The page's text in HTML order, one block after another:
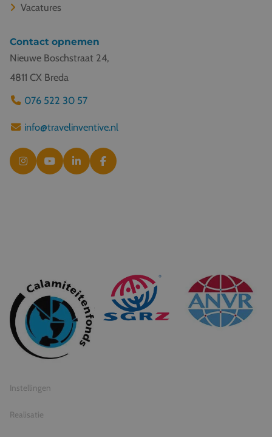
Vacatures
Contact opnemen
Nieuwe Boschstraat 24,
4811 CX Breda
076 522 30 57
info@travelinventive.nl
© 2026 Travel Inventive
Algemene voorwaarden
Privacy statement
Instellingen
Realisatie